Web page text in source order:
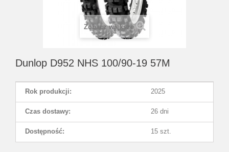
Zobacz większe
Dunlop D952 NHS 100/90-19 57M
Rok produkcji: 2025
Czas dostawy: 26 dni
Dostępność: 15 szt.